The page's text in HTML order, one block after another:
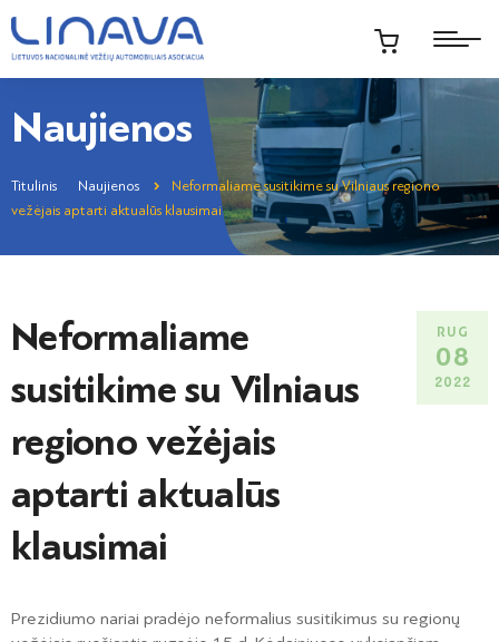
Naujienos
Titulinis Naujienos
Neformaliame susitikime su Vilniaus regiono
vežėjais aptarti aktualūs klausimai
Neformaliame
susitikime su Vilniaus
regiono vežėjais
aptarti aktualūs
klausimai
RUG
08
2022
Prezidiumo nariai pradėjo neformalius susitikimus su regionų